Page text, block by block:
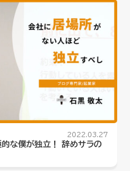
2022.03.27
な僕が独立！ 辞めサラの